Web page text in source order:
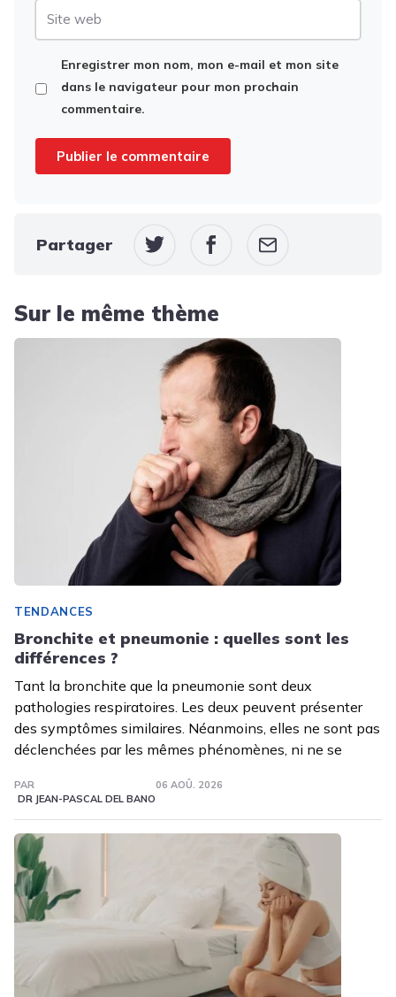
Enregistrer mon nom, mon e-mail et mon site
dans le navigateur pour mon prochain
commentaire.
Partager
Sur le même thème
TENDANCES
Bronchite et pneumonie : quelles sont les
différences ?
Tant la bronchite que la pneumonie sont deux
pathologies respiratoires. Les deux peuvent présenter
des symptômes similaires. Néanmoins, elles ne sont pas
déclenchées par les mêmes phénomènes, ni ne se
PAR
DR JEAN-PASCAL DEL BANO
06 AOÛ. 2026